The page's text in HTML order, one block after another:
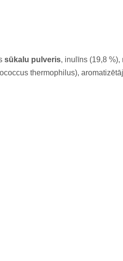
sūkalu pulveris, inulīns (19,8
thermophilus),